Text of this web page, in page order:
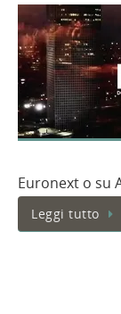
Euronext o su
Leggi tutto